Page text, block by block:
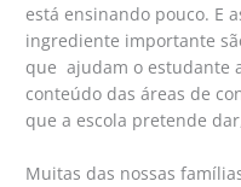
está ensinando pouco. E
ingrediente importante
que ajudam o estudante
conteúdo das áreas de
que a escola pretende
Muitas das nossas